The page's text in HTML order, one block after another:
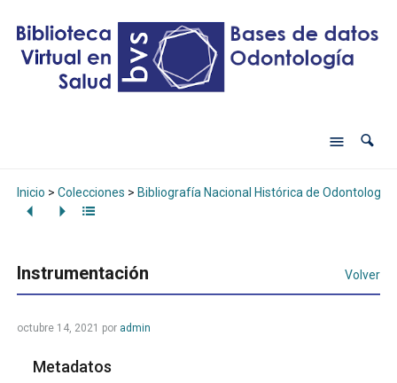
Inicio > Colecciones > Bibliografía Nacional Histórica de Odontología
Instrumentación Volver
octubre 14, 2021 por admin
Metadatos